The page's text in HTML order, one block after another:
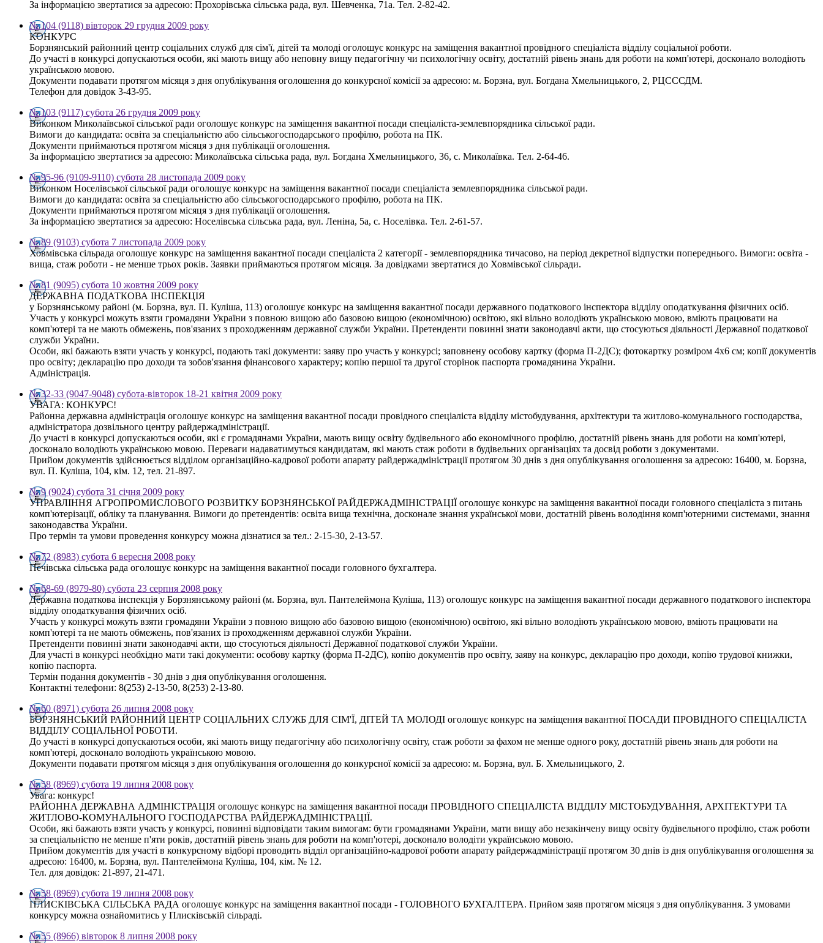
За інформацією звертатися за адресою: Прохорівська сільська рада, вул. Шевченка, 71а. Тел. 2-82-42.
№ 104 (9118) вівторок 29 грудня 2009 року
КОНКУРС
Борзнянський районний центр соціальних служб для сім'ї, дітей та молоді оголошує конкурс на заміщення вакантної провідного спеціаліста відділу соціальної роботи.
До участі в конкурсі допускаються особи, які мають вищу або неповну вищу педагогічну чи психологічну освіту, достатній рівень знань для роботи на комп'ютері, досконало володіють
українською мовою.
Документи подавати протягом місяця з дня опублікування оголошення до конкурсної комісії за адресою: м. Борзна, вул. Богдана Хмельницького, 2, РЦСССДМ.
Телефон для довідок 3-43-95.
№ 103 (9117) субота 26 грудня 2009 року
Виконком Миколаївської сільської ради оголошує конкурс на заміщення вакантної посади спеціаліста-землевпорядника сільської ради.
Вимоги до кандидата: освіта за спеціальністю або сільськогосподарського профілю, робота на ПК.
Документи приймаються протягом місяця з дня публікації оголошення.
За інформацією звертатися за адресою: Миколаївська сільська рада, вул. Богдана Хмельницького, 36, с. Миколаївка. Тел. 2-64-46.
№ 95-96 (9109-9110) субота 28 листопада 2009 року
Виконком Носелівської сільської ради оголошує конкурс на заміщення вакантної посади спеціаліста землевпорядника сільської ради.
Вимоги до кандидата: освіта за спеціальністю або сільськогосподарського профілю, робота на ПК.
Документи приймаються протягом місяця з дня публікації оголошення.
За інформацією звертатися за адресою: Носелівська сільська рада, вул. Леніна, 5а, с. Носелівка. Тел. 2-61-57.
№ 89 (9103) субота 7 листопада 2009 року
Ховмівська сільрада оголошує конкурс на заміщення вакантної посади спеціаліста 2 категорії - землевпорядника тичасово, на період декретної відпустки попереднього. Вимоги: освіта -
вища, стаж роботи - не менше трьох років. Заявки приймаються протягом місяця. За довідками звертатися до Ховмівської сільради.
№ 81 (9095) субота 10 жовтня 2009 року
ДЕРЖАВНА ПОДАТКОВА ІНСПЕКЦІЯ
у Борзнянському районі (м. Борзна, вул. П. Куліша, 113) оголошує конкурс на заміщення вакантної посади державного податкового інспектора відділу оподаткування фізичних осіб.
Участь у конкурсі можуть взяти громадяни України з повною вищою або базовою вищою (економічною) освітою, які вільно володіють українською мовою, вміють працювати на
комп'ютері та не мають обмежень, пов'язаних з проходженням державної служби України. Претенденти повинні знати законодавчі акти, що стосуються діяльності Державної податкової
служби України.
Особи, які бажають взяти участь у конкурсі, подають такі документи: заяву про участь у конкурсі; заповнену особову картку (форма П-2ДС); фотокартку розміром 4х6 см; копії документів
про освіту; декларацію про доходи та зобов'язання фінансового характеру; копію першої та другої сторінок паспорта громадянина України.
Адміністрація.
№ 32-33 (9047-9048) субота-вівторок 18-21 квітня 2009 року
УВАГА: КОНКУРС!
Районна державна адміністрація оголошує конкурс на заміщення вакантної посади провідного спеціаліста відділу містобудування, архітектури та житлово-комунального господарства,
адміністратора дозвільного центру райдержадміністрації.
До участі в конкурсі допускаються особи, які є громадянами України, мають вищу освіту будівельного або економічного профілю, достатній рівень знань для роботи на комп'ютері,
досконало володіють українською мовою. Переваги надаватимуться кандидатам, які мають стаж роботи в будівельних організаціях та досвід роботи з документами.
Прийом документів здійснюється відділом організаційно-кадрової роботи апарату райдержадміністрації протягом 30 днів з дня опублікування оголошення за адресою: 16400, м. Борзна,
вул. П. Куліша, 104, кім. 12, тел. 21-897.
№ 9 (9024) субота 31 січня 2009 року
УПРАВЛІННЯ АГРОПРОМИСЛОВОГО РОЗВИТКУ БОРЗНЯНСЬКОЇ РАЙДЕРЖАДМІНІСТРАЦІЇ оголошує конкурс на заміщення вакантної посади головного спеціаліста з питань
комп'ютерізації, обліку та планування. Вимоги до претендентів: освіта вища технічна, досконале знання української мови, достатній рівень володіння комп'ютерними системами, знання
законодавства України.
Про термін та умови проведення конкурсу можна дізнатися за тел.: 2-15-30, 2-13-57.
№ 72 (8983) субота 6 вересня 2008 року
Печівська сільська рада оголошує конкурс на заміщення вакантної посади головного бухгалтера.
№ 68-69 (8979-80) субота 23 серпня 2008 року
Державна податкова інспекція у Борзнянському районі (м. Борзна, вул. Пантелеймона Куліша, 113) оголошує конкурс на заміщення вакантної посади державного податкового інспектора
відділу оподаткування фізичних осіб.
Участь у конкурсі можуть взяти громадяни України з повною вищою або базовою вищою (економічною) освітою, які вільно володіють українською мовою, вміють працювати на
комп'ютері та не мають обмежень, пов'язаних із проходженням державної служби України.
Претенденти повинні знати законодавчі акти, що стосуються діяльності Державної податкової служби України.
Для участі в конкурсі необхідно мати такі документи: особову картку (форма П-2ДС), копію документів про освіту, заяву на конкурс, декларацію про доходи, копію трудової книжки,
копію паспорта.
Термін подання документів - 30 днів з дня опублікування оголошення.
Контактні телефони: 8(253) 2-13-50, 8(253) 2-13-80.
№ 60 (8971) субота 26 липня 2008 року
БОРЗНЯНСЬКИЙ РАЙОННИЙ ЦЕНТР СОЦІАЛЬНИХ СЛУЖБ ДЛЯ СІМ'Ї, ДІТЕЙ ТА МОЛОДІ оголошує конкурс на заміщення вакантної ПОСАДИ ПРОВІДНОГО СПЕЦІАЛІСТА
ВІДДІЛУ СОЦІАЛЬНОЇ РОБОТИ.
До участі в конкурсі допускаються особи, які мають вищу педагогічну або психологічну освіту, стаж роботи за фахом не менше одного року, достатній рівень знань для роботи на
комп'ютері, досконало володіють українською мовою.
Документи подавати протягом місяця з дня опублікування оголошення до конкурсної комісії за адресою: м. Борзна, вул. Б. Хмельницького, 2.
№ 58 (8969) субота 19 липня 2008 року
Увага: конкурс!
РАЙОННА ДЕРЖАВНА АДМІНІСТРАЦІЯ оголошує конкурс на заміщення вакантної посади ПРОВІДНОГО СПЕЦІАЛІСТА ВІДДІЛУ МІСТОБУДУВАННЯ, АРХІТЕКТУРИ ТА
ЖИТЛОВО-КОМУНАЛЬНОГО ГОСПОДАРСТВА РАЙДЕРЖАДМІНІСТРАЦІЇ.
Особи, які бажають взяти участь у конкурсі, повинні відповідати таким вимогам: бути громадянами України, мати вищу або незакінчену вищу освіту будівельного профілю, стаж роботи
за спеціальністю не менше п'яти років, достатній рівень знань для роботи на комп'ютері, досконало володіти українською мовою.
Прийом документів для участі в конкурсному відборі проводить відділ організаційно-кадрової роботи апарату райдержадміністрації протягом 30 днів із дня опублікування оголошення за
адресою: 16400, м. Борзна, вул. Пантелеймона Куліша, 104, кім. № 12.
Тел. для довідок: 21-897, 21-471.
№ 58 (8969) субота 19 липня 2008 року
ПЛИСКІВСЬКА СІЛЬСЬКА РАДА оголошує конкурс на заміщення вакантної посади - ГОЛОВНОГО БУХГАЛТЕРА. Прийом заяв протягом місяця з дня опублікування. З умовами
конкурсу можна ознайомитись у Плисківській сільраді.
№ 55 (8966) вівторок 8 липня 2008 року